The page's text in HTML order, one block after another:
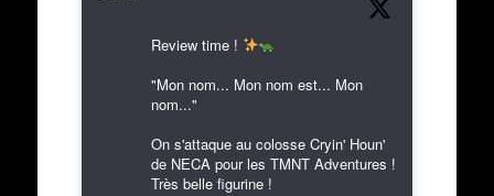
Review time !
"Mon nom... Mon nom est... Mon
nom..."
On s'attaque au colosse Cryin' Houn'
de NECA pour les TMNT Adventures !
Très belle figurine !